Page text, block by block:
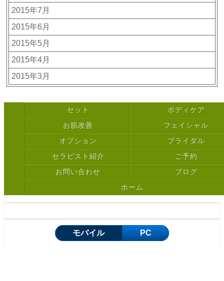
2015年7月
2015年6月
2015年5月
2015年4月
2015年3月
セット
ボディケア
お肌改善
フェイシャル
オプション
ブライダル
セラピスト紹介
ご予約
お問い合わせ
ブログ
ホーム
モバイル PC